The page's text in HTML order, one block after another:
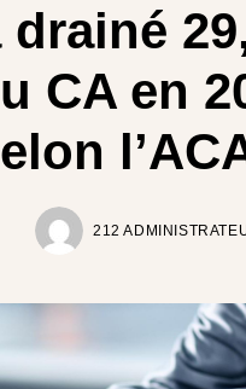
drainé
CA en
212